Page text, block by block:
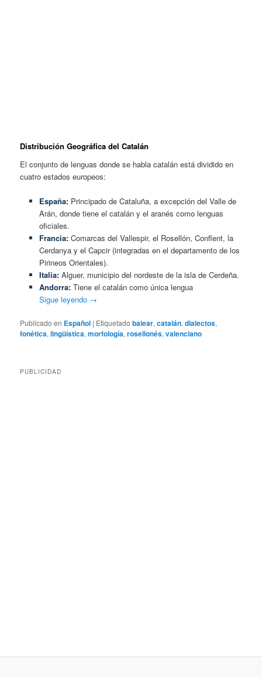
Distribución Geográfica del Catalán
El conjunto de lenguas donde se habla catalán está dividido en
cuatro estados europeos:
España:Principado de Cataluña, a excepción del Valle de
Arán, donde tiene el catalán y el aranés como lenguas
oficiales.
Francia:Comarcas del Vallespir, el Rosellón, Conflent, la
Cerdanya y el Capcir (integradas en el departamento de los
Pirineos Orientales).
Italia:Alguer, municipio del nordeste de la isla de Cerdeña.
Andorra:Tiene el catalán como única lengua
Sigue leyendo →
Publicado en Español | Etiquetado balear,catalán,dialectos,
fonética,lingüística,morfología,rosellonés,valenciano
PUBLICIDAD